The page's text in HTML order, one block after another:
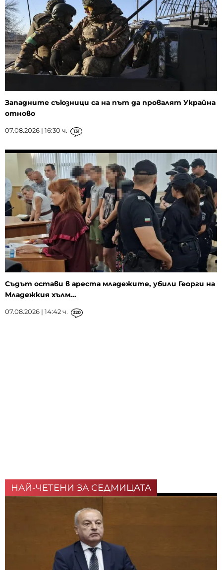
Западните съюзници са на път да провалят Украйна
отново
07.08.2026 | 16:30 ч. 131
Съдът остави в ареста младежите, убили Георги на
Младежкия хълм...
07.08.2026 | 14:42 ч. 320
НАЙ-ЧЕТЕНИ ЗА СЕДМИЦАТА